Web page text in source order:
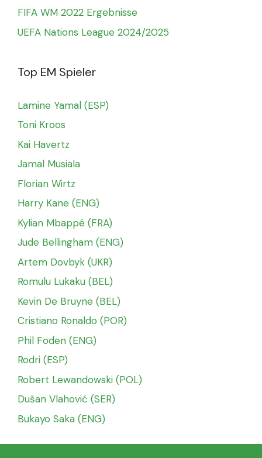
FIFA WM 2022 Ergebnisse
UEFA Nations League 2024/2025
Top EM Spieler
Lamine Yamal (ESP)
Toni Kroos
Kai Havertz
Jamal Musiala
Florian Wirtz
Harry Kane (ENG)
Kylian Mbappé (FRA)
Jude Bellingham (ENG)
Artem Dovbyk (UKR)
Romulu Lukaku (BEL)
Kevin De Bruyne (BEL)
Cristiano Ronaldo (POR)
Phil Foden (ENG)
Rodri (ESP)
Robert Lewandowski (POL)
Dušan Vlahović (SER)
Bukayo Saka (ENG)